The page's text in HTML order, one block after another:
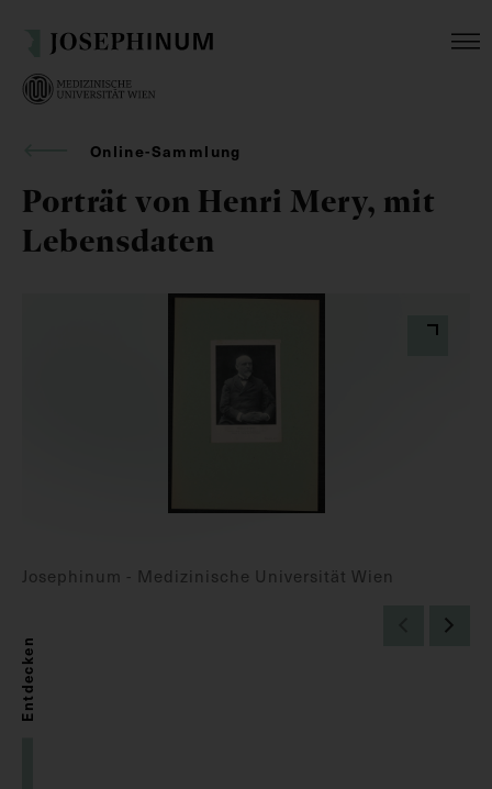
Online-Sammlung
Porträt von Henri Mery, mit
Lebensdaten
Josephinum - Medizinische Universität Wien
Entdecken